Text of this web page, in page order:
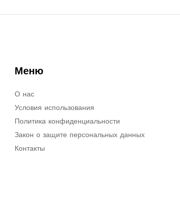
Меню
О нас
Условия использования
Политика конфиденциальности
Закон о защите персональных данных
Контакты